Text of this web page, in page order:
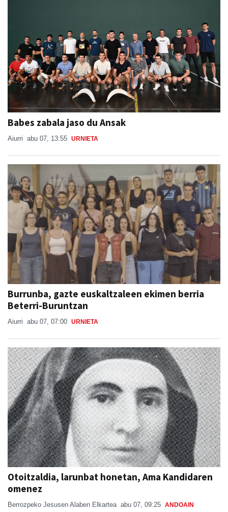
Babes zabala jaso du Ansak
Aiurri abu 07, 13:55 URNIETA
Burrunba, gazte euskaltzaleen ekimen berria
Beterri-Buruntzan
Aiurri abu 07, 07:00 URNIETA
Otoitzaldia, larunbat honetan, Ama Kandidaren
omenez
Berrozpeko Jesusen Alaben Elkartea abu 07, 09:25 ANDOAIN